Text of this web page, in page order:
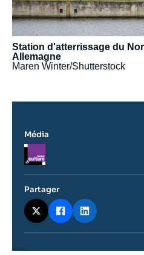
Station d'atterrissage du
Allemagne
Maren Winter/Shutterstock
Média
Logo
Partager